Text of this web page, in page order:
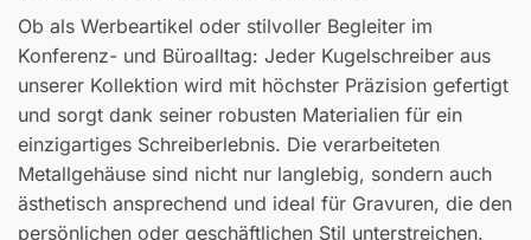
Ob als Werbeartikel oder stilvoller Begleiter im
Konferenz- und Büroalltag: Jeder Kugelschreiber aus
unserer Kollektion wird mit höchster Präzision gefertigt
und sorgt dank seiner robusten Materialien für ein
einzigartiges Schreiberlebnis. Die verarbeiteten
Metallgehäuse sind nicht nur langlebig, sondern auch
ästhetisch ansprechend und ideal für Gravuren, die den
persönlichen oder geschäftlichen Stil unterstreichen.